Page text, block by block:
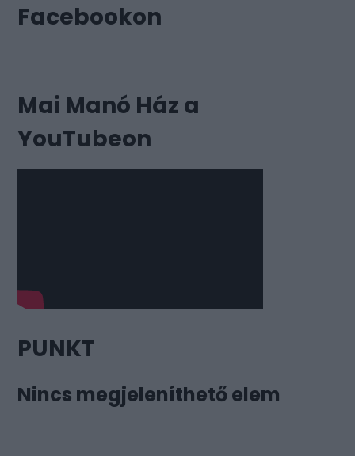
Facebookon
Mai Manó Ház a
YouTubeon
PUNKT
Nincs megjeleníthető elem